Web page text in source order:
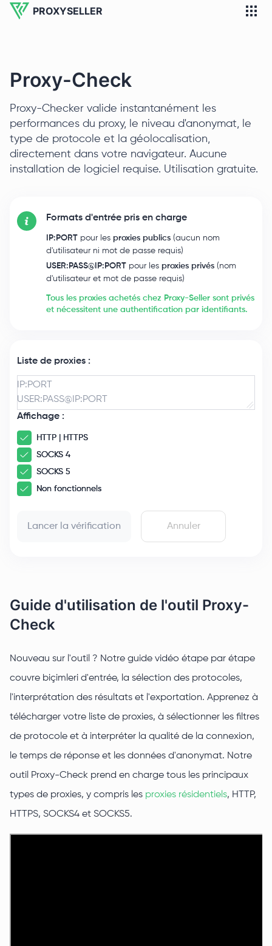
PROXYSELLER
Proxy-Check
Proxy-Checker valide instantanément les
performances du proxy, le niveau d'anonymat, le
type de protocole et la géolocalisation,
directement dans votre navigateur. Aucune
installation de logiciel requise. Utilisation gratuite.
Formats d'entrée pris en charge
IP:PORT pour les proxies publics (aucun nom
d'utilisateur ni mot de passe requis)
USER:PASS@IP:PORT pour les proxies privés (nom
d'utilisateur et mot de passe requis)
Tous les proxies achetés chez Proxy-Seller sont privés
et nécessitent une authentification par identifiants.
Liste de proxies :
Affichage :
HTTP | HTTPS
SOCKS 4
SOCKS 5
Non fonctionnels
Lancer la vérification Annuler
Guide d'utilisation de l'outil Proxy-
Check
Nouveau sur l'outil ? Notre guide vidéo étape par étape
couvre biçimleri d'entrée, la sélection des protocoles,
l'interprétation des résultats et l'exportation. Apprenez à
télécharger votre liste de proxies, à sélectionner les filtres
de protocole et à interpréter la qualité de la connexion,
le temps de réponse et les données d'anonymat. Notre
outil Proxy-Check prend en charge tous les principaux
types de proxies, y compris les proxies résidentiels, HTTP,
HTTPS, SOCKS4 et SOCKS5.